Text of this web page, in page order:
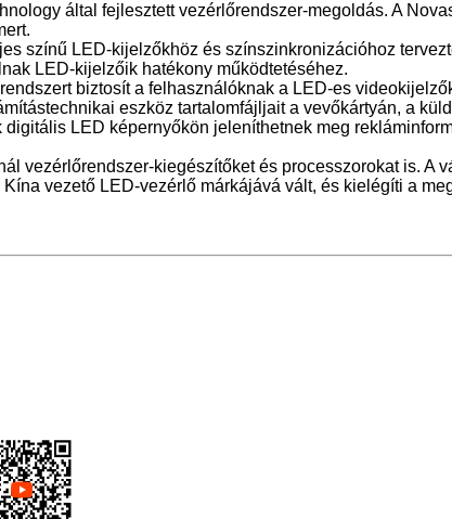
által fejlesztett vezérlőrendszer-megoldás. A
színű LED-kijelzőkhöz és színszinkronizációhoz
LED-kijelzőik hatékony működtetéséhez.
biztosít a felhasználóknak a LED-es
eszköz tartalomfájljait a vevőkártyán, a
LED képernyőkön jeleníthetnek meg
vezérlőrendszer-kiegészítőket és processzorokat is. A
vezető LED-vezérlő márkájává vált, és kielégíti a